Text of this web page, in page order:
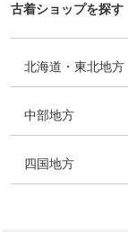
古着ショップを探す
北海道・東北地方
中部地方
四国地方